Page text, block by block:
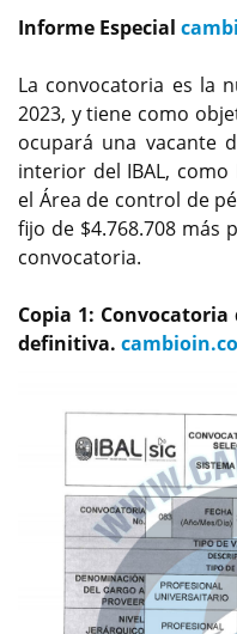
Informe Especial
La convocatoria es la
2023, y tiene como
ocupará una vacante
interior del IBAL,
el Área de control de
fijo de $4.768.708 más
convocatoria.
Copia 1:
definitiva.